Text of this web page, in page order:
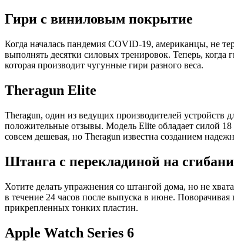
Гири с виниловым покрытие
Когда началась пандемия COVID-19, американцы, не
выполнять десятки силовых тренировок. Теперь,
которая производит чугунные гири разного веса.
Theragun Elite
Theragun, один из ведущих производителей устройств
положительные отзывы. Модель Elite обладает силой
совсем дешевая, но Theragun известна созданием
Штанга с перекладиной на
Хотите делать упражнения со штангой дома, но не
в течение 24 часов после выпуска в июне.
прикрепленных тонких пластин.
Apple Watch Series 6